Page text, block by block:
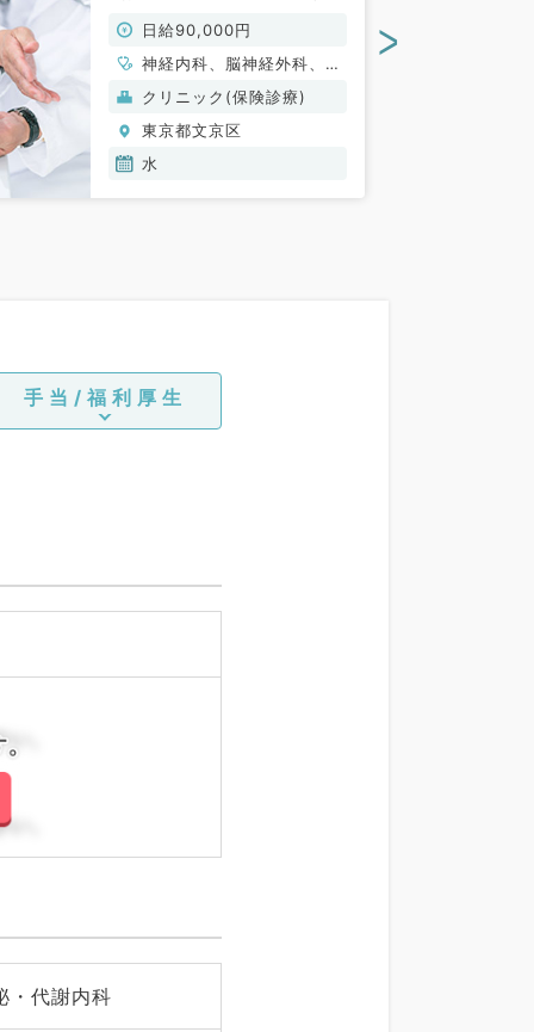
非常勤）
日給90,000円
神経内科、脳神経外科、一
般内科、循環器内科、呼吸
器内科、消化器内科、内分
泌・代謝内科、腎臓内科、
老年内科、血液内科
クリニック(保険診療)
東京都文京区
水
>
手当/福利厚生
。
。
・代謝内科